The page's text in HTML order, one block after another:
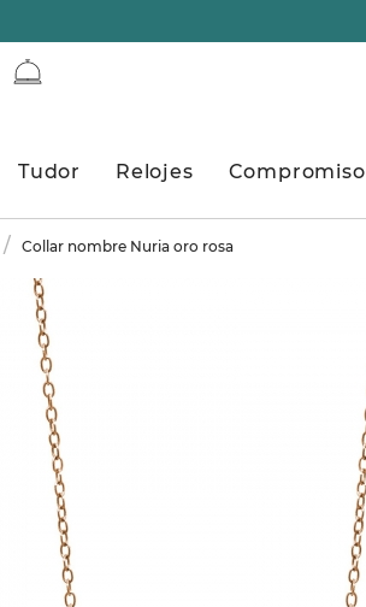
Tudor Relojes Compromiso
Collar nombre Nuria oro rosa